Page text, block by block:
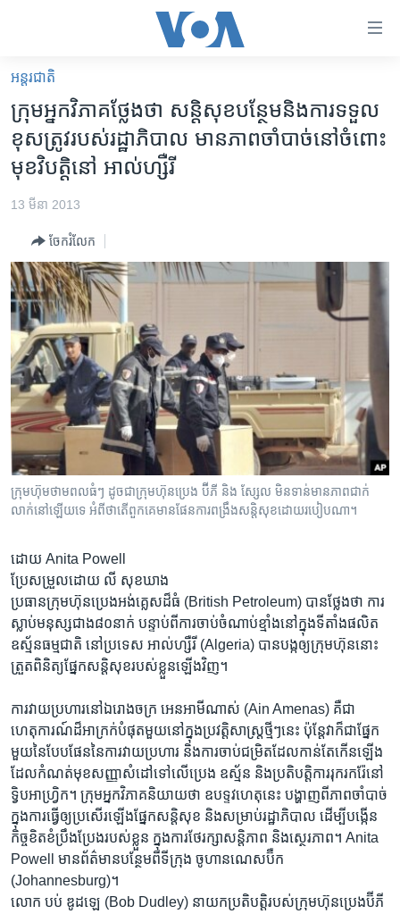
គេហទំព័រ​
ទាក់ទង
រំលង​
និង​
ចូល​
ទំព័រ​
ម្តង
រំលង​
និង​
ចូល​
ទៅ​
ទំព័រ​
រចនា
សម្ព័ន្ធ​
និង​
ចូល​
ទៅ​
ទំព័រ​
ស្វែង​
រក
អន្តរជាតិ
អាមេរិក
ព្រឹត្តិការណ៍ព័ត៌មាន
ទូរទស្សន៍ / វីដេអូ​
វិទ្យុ / ផតខាសថ៍
កម្មវិធីទាំងអស់
Khmer English
បណ្តាញ​សង្គម
ភាសា
អន្តរជាតិ
ក្រុម​​អ្នកវិភាគ​ថ្លែងថា​ សន្តិសុខ​បន្ថែម​និង​ការ​ទទួល​
ខុស​ត្រូវ​របស់​រដ្ឋាភិបាល​ មាន​ភាព​ចាំបាច់​​នៅចំពោះ
មុខវិបត្តិ​នៅ អាល់​ហ្សឺរី
13 មីនា 2013
ចែករំលែក
ក្រុមហ៊ុមថាមពលធំៗ ដូចជាក្រុមហ៊ុនប្រេង ប៊ីភី និង ស្សែល មិន​ទាន់​មានភាព​ជាក់
លាក់​នៅឡើយទេ អំពី​ថាតើ​ពួកគេ​មាន​ផែនការ​ពង្រឹង​សន្តិសុខ​ដោយរបៀបណា។
ដោយ Anita Powell
ប្រែសម្រួល​ដោយ លី​ សុខ​ឃាង
ប្រធាន​ក្រុម​ហ៊ុន​ប្រេង​អង់គ្លេសដ៏ធំ (British Petroleum) បាន​ថ្លែងថា ការ​
ស្លាប់​មនុស្សជាង​៨០នាក់​ បន្ទាប់​ពី​ការ​ចាប់​ចំណាប់​ខ្មាំង​នៅ​ក្នុង​ទីតាំង​ផលិត​
ឧស្ម័ន​ធម្មជាតិ​ នៅ​ប្រទេស អាល់​ហ្សឺរី​ (Algeria) បាន​បង្ក​ឲ្យ​ក្រុមហ៊ុននោះ​
ត្រួតពិនិត្យ​ផ្នែក​សន្តិ​សុខ​របស់​ខ្លួន​ឡើង​វិញ។
ការ​វាយ​ប្រហារ​នៅ​ឯរោងចក្រ អេន​អាមីណាស់ (Ain Amenas) គឺជា​
ហេតុការណ៍​ដ៏​អាក្រក់​បំផុត​មួយ​នៅ​ក្នុង​ប្រវត្តិ​សាស្ត្រ​ថ្មី​ៗ​នេះ ប៉ុន្តែវាក៏​ជា​ផ្នែក​
មួយ​នៃ​បែប​ផែននៃ​ការ​វាយប្រហារ និង​ការ​ចាប់​ជម្រិតដែល​កាន់​តែ​កើន​ឡើង
ដែល​កំណត់​មុខ​សញ្ញាសំដៅ​ទៅ​លើប្រេង​ ឧស្ម័ន និង​ប្រតិបត្តិការ​រុករក​រ៉ែ​នៅ
ទ្វិប​អាហ្វ្រិក​។ ក្រុម​អ្នក​វិភាគ​និយាយ​ថា​ ឧបទ្ទវហេតុ​នេះ​ បង្ហាញពីភាព​ចាំ​បាច់​
ក្នុង​ការ​ធ្វើឲ្យ​ប្រសើរ​ឡើង​ផ្នែក​សន្តិសុខ​ និង​សម្រាប់​រដ្ឋាភិបាល​ ដើម្បី​បង្កើន​
កិច្ច​ខិតខំប្រឹង​ប្រែង​របស់​ខ្លួន​ ក្នុង​ការ​ថែរក្សា​សន្តិភាព និង​ស្ថេរភាព។ Anita
Powell មាន​ព័ត៌មានបន្ថែមពី​ទីក្រុង ចូហានណេសប៊ឺក
(Johannesburg)។
លោក បប់ ឌូដឡេ (Bob Dudley)​ នាយក​ប្រតិបត្តិរបស់​ក្រុម​ហ៊ុន​ប្រេង​ប៊ីភី